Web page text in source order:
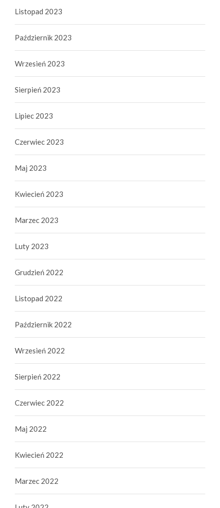
Listopad 2023
Październik 2023
Wrzesień 2023
Sierpień 2023
Lipiec 2023
Czerwiec 2023
Maj 2023
Kwiecień 2023
Marzec 2023
Luty 2023
Grudzień 2022
Listopad 2022
Październik 2022
Wrzesień 2022
Sierpień 2022
Czerwiec 2022
Maj 2022
Kwiecień 2022
Marzec 2022